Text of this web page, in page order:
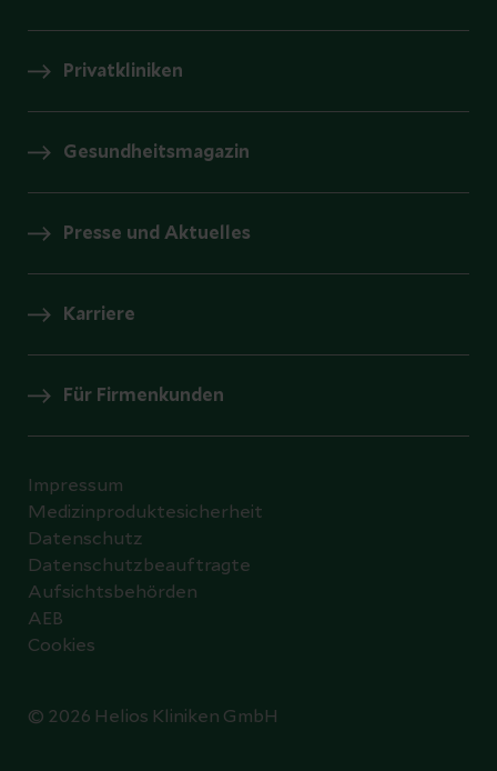
Privatkliniken
Gesundheitsmagazin
Presse und Aktuelles
Karriere
Für Firmenkunden
© 2026 Helios Kliniken GmbH
Impressum
Medizinproduktesicherheit
Datenschutz
Datenschutzbeauftragte
Aufsichtsbehörden
AEB
Cookies